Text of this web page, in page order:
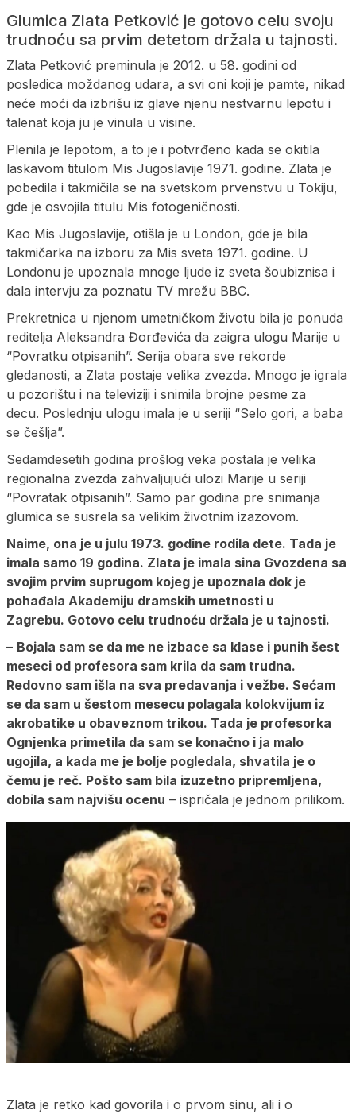
Glumica Zlata Petković je gotovo celu svoju
trudnoću sa prvim detetom držala u tajnosti.
Zlata Petković preminula je 2012. u 58. godini od
posledica moždanog udara, a svi oni koji je pamte, nikad
neće moći da izbrišu iz glave njenu nestvarnu lepotu i
talenat koja ju je vinula u visine.
Plenila je lepotom, a to je i potvrđeno kada se okitila
laskavom titulom Mis Jugoslavije 1971. godine. Zlata je
pobedila i takmičila se na svetskom prvenstvu u Tokiju,
gde je osvojila titulu Mis fotogeničnosti.
Kao Mis Jugoslavije, otišla je u London, gde je bila
takmičarka na izboru za Mis sveta 1971. godine. U
Londonu je upoznala mnoge ljude iz sveta šoubiznisa i
dala intervju za poznatu TV mrežu BBC.
Prekretnica u njenom umetničkom životu bila je ponuda
reditelja Aleksandra Đorđevića da zaigra ulogu Marije u
“Povratku otpisanih”. Serija obara sve rekorde
gledanosti, a Zlata postaje velika zvezda. Mnogo je igrala
u pozorištu i na televiziji i snimila brojne pesme za
decu. Poslednju ulogu imala je u seriji “Selo gori, a baba
se češlja”.
Sedamdesetih godina prošlog veka postala je velika
regionalna zvezda zahvaljujući ulozi Marije u seriji
“Povratak otpisanih”. Samo par godina pre snimanja
glumica se susrela sa velikim životnim izazovom.
Naime, ona je u julu 1973. godine rodila dete. Tada je
imala samo 19 godina. Zlata je imala sina Gvozdena sa
svojim prvim suprugom kojeg je upoznala dok je
pohađala Akademiju dramskih umetnosti u
Zagrebu. Gotovo celu trudnoću držala je u tajnosti.
– Bojala sam se da me ne izbace sa klase i punih šest
meseci od profesora sam krila da sam trudna.
Redovno sam išla na sva predavanja i vežbe. Sećam
se da sam u šestom mesecu polagala kolokvijum iz
akrobatike u obaveznom trikou. Tada je profesorka
Ognjenka primetila da sam se konačno i ja malo
ugojila, a kada me je bolje pogledala, shvatila je o
čemu je reč. Pošto sam bila izuzetno pripremljena,
dobila sam najvišu ocenu – ispričala je jednom prilikom.
Zlata je retko kad govorila i o prvom sinu, ali i o